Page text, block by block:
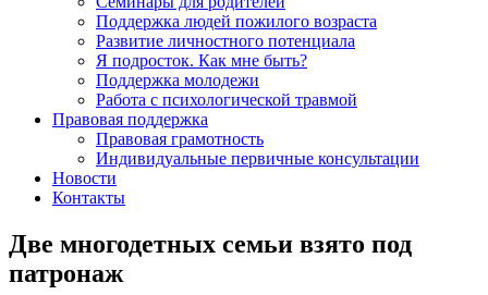
Поддержка людей пожилого возраста
Развитие личностного потенциала
Я подросток. Как мне быть?
Поддержка молодежи
Работа с психологической травмой
Правовая поддержка
Правовая грамотность
Индивидуальные первичные консультации
Новости
Контакты
Две многодетных семьи взято под
патронаж